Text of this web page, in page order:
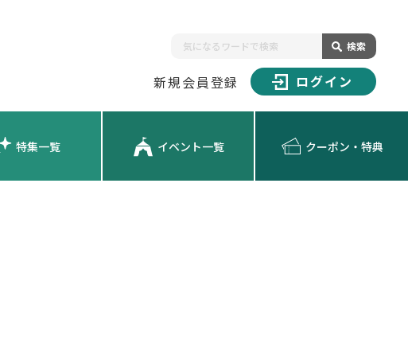
検索
新規会員登録 ログイン
特集一覧 イベント一覧 クーポン・特典